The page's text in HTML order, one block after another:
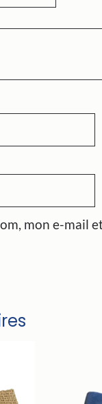
mon e-mail